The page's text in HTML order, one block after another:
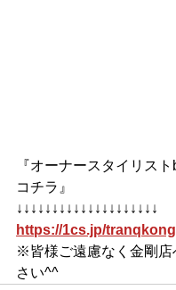
『オーナースタイリス
コチラ』
↓↓↓↓↓↓↓↓↓↓↓↓↓↓↓↓↓↓↓↓
https://1cs.jp/
※皆様ご遠慮なく金剛店
さい^^